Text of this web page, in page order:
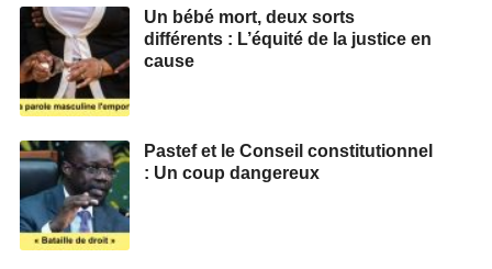
Un bébé mort, deux sorts
différents : L’équité de la justice en
cause
Pastef et le Conseil constitutionnel
: Un coup dangereux